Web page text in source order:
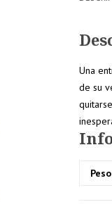
Una
de su
Peso
7% de
en tu
pedido